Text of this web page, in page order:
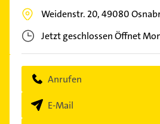
Weidenstr. 20,49080
Jetzt geschlossenÖffnet
Anrufen
E-Mail